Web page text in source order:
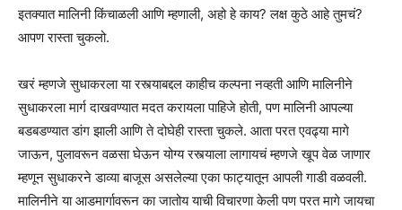
इतक्यात मालिनी किंचाळली आणि म्हणाली, अहो हे काय? लक्ष कुठे आहे तुमचं?
आपण रास्ता चुकलो.
खरं म्हणजे सुधाकरला या रस्त्याबद्दल काहीच कल्पना नव्हती आणि मालिनीने
सुधाकरला मार्ग दाखवण्यात मदत करायला पाहिजे होती, पण मालिनी आपल्या
बडबडण्यात डांग झाली आणि ते दोघेही रास्ता चुकले. आता परत एवढ्या मागे
जाऊन, पुलावरून वळसा घेऊन योग्य रस्त्याला लागायचं म्हणजे खूप वेळ जाणार
म्हणून सुधाकरने डाव्या बाजूस असलेल्या एका फाट्यातून आपली गाडी वळवली.
मालिनीने या आडमार्गावरून का जातोय याची विचारणा केली पण परत मागे जायचा